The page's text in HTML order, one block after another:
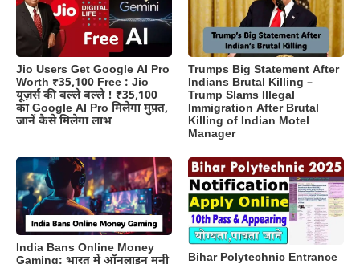
Jio Users Get Google AI Pro
Worth ₹35,100 Free : Jio
यूज़र्स की बल्ले बल्ले ! ₹35,100
का Google AI Pro मिलेगा मुफ़्त,
जानें कैसे मिलेगा लाभ
Trumps Big Statement After
Indians Brutal Killing –
Trump Slams Illegal
Immigration After Brutal
Killing of Indian Motel
Manager
India Bans Online Money
Bihar Polytechnic Entrance